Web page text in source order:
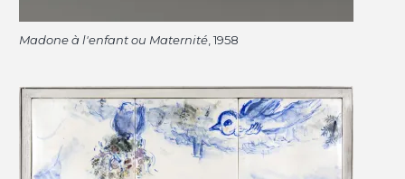
Madone à l'enfant ou Maternité , 1958